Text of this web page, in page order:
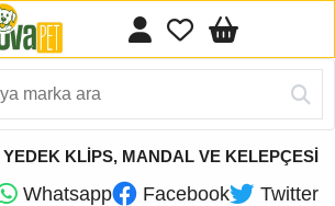
KLİPS, MANDAL VE KELEPÇESİ
Whatsapp Facebook Twitter